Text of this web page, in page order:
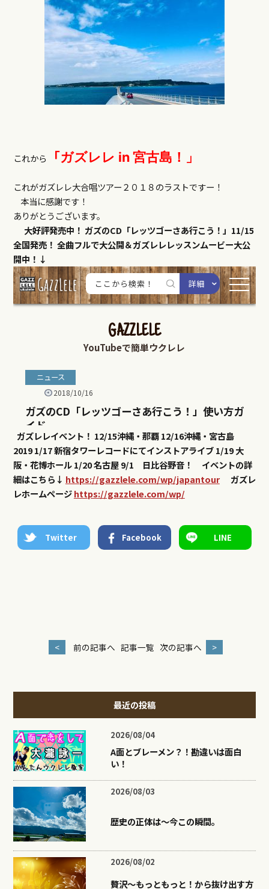
これから 「ガズレレ in宮古島！」
これがガズレレ大合唱ツアー２０１８のラストですー！
本当に感謝です！
ありがとうございます。
大好評発売中！ ガズのCD「レッツゴーさあ行こう！」11/15
全国発売！ 全曲フルで大公開＆ガズレレレッスンムービー大公
開中！↓
ガズレレイベント！ 12/15沖縄・那覇12/16沖縄・宮古島
20191/17 新宿タワーレコードにてインストアライブ1/19 大
阪・花博ホール1/20 名古屋9/1 日比谷野音！
イベントの詳
細はこちら↓ https://gazzlele.com/wp/japantour
ガズレ
レホームページhttps://gazzlele.com/wp/
Twitter Facebook LINE
< 前の記事へ 記事一覧 次の記事へ >
最近の投稿
2026/08/04
A面とブレーメン？！勘違いは面白
い！
2026/08/03
歴史の正体は〜今この瞬間。
2026/08/02
贅沢〜もっともっと！から抜け出す方